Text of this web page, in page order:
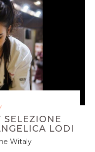
SELEZIONE
LODI
Witaly